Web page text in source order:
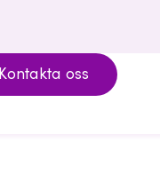
Kontakta oss